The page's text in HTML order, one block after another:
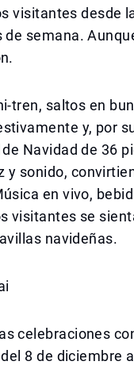
visitantes desde
semana.
tren, saltos en
y, por
Navidad de 36
sonido,
en vivo,
visitantes se
navideñas.
celebraciones
8 de diciembre